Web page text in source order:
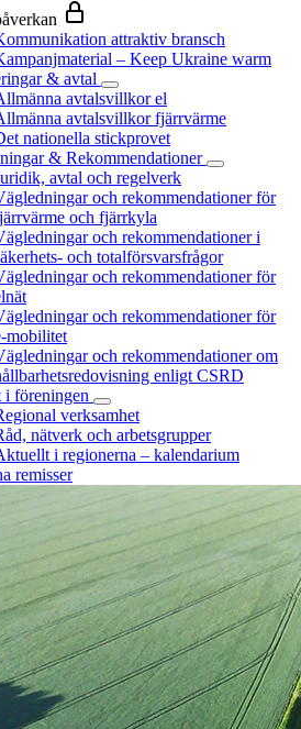
attraktiv bransch
– Keep Ukraine warm
& avtal
avtalsvillkor el
avtalsvillkor fjärrvärme
nationella stickprovet
& Rekommendationer
avtal och regelverk
och rekommendationer för
och fjärrkyla
och rekommendationer i
och totalförsvarsfrågor
och rekommendationer för
och rekommendationer för
mobilitet
och rekommendationer om
enligt CSRD
i föreningen
verksamhet
nätverk och arbetsgrupper
i regionerna – kalendarium
remisser